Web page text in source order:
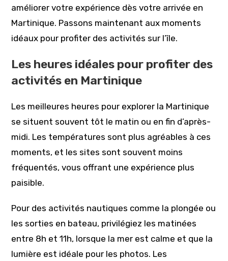
améliorer votre expérience dès votre arrivée en
Martinique. Passons maintenant aux moments
idéaux pour profiter des activités sur l’île.
Les heures idéales pour profiter des
activités en Martinique
Les meilleures heures pour explorer la Martinique
se situent souvent tôt le matin ou en fin d’après-
midi. Les températures sont plus agréables à ces
moments, et les sites sont souvent moins
fréquentés, vous offrant une expérience plus
paisible.
Pour des activités nautiques comme la plongée ou
les sorties en bateau, privilégiez les matinées
entre 8h et 11h, lorsque la mer est calme et que la
lumière est idéale pour les photos. Les